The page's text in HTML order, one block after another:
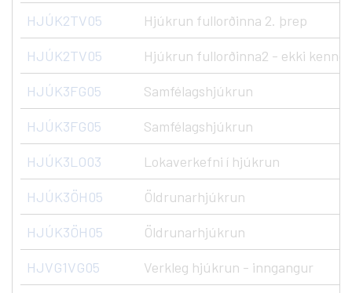
HJÚK2TV05 Hjúkrun fullorðinna 2. þrep
HJÚK2TV05 Hjúkrun fullorðinna2 - ekki
HJÚK3FG05 Samfélagshjúkrun
HJÚK3FG05 Samfélagshjúkrun
HJÚK3LO03 Lokaverkefni í hjúkrun
HJÚK3ÖH05 Öldrunarhjúkrun
HJÚK3ÖH05 Öldrunarhjúkrun
HJVG1VG05 Verkleg hjúkrun - inngangur